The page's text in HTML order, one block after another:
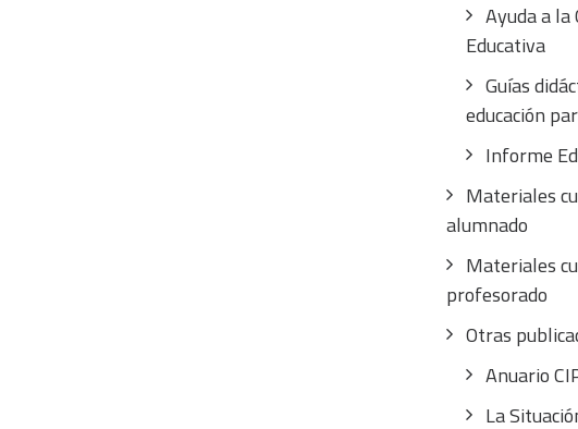
Ayuda a la
Educativa
Guías
educación
Informe
Materiales
alumnado
Materiales
profesorado
Otras
Anuario
La